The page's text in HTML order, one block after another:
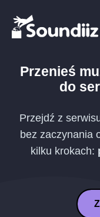
Przenieś
do
Przejdź z
bez zaczynania
kilku krokach: